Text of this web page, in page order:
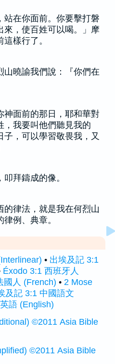
站在你面前。你要擊打磐
來，使百姓可以喝。」摩
樣行了。
山曉諭我們說：『你們在
神面前的那日，耶和華對
，我要叫他們聽見我的
，可以學習敬畏我，又
拜鑄成的像。
的律法，就是我在何烈山
例、典章。
• 出埃及記 3:1
Éxodo 3:1 西班牙人
國人 (French) • 2 Mose
及記 3:1 中國語文
語 (English)
©2011 Asia Bible
©2011 Asia Bible